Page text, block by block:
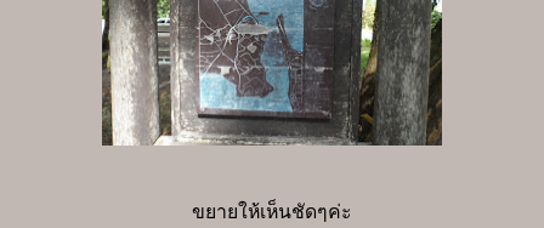
ขยายให้เห็นชัดๆค่ะ